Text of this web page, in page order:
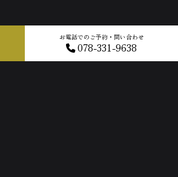
お電話でのご予約・問い合わせ
078-331-9638